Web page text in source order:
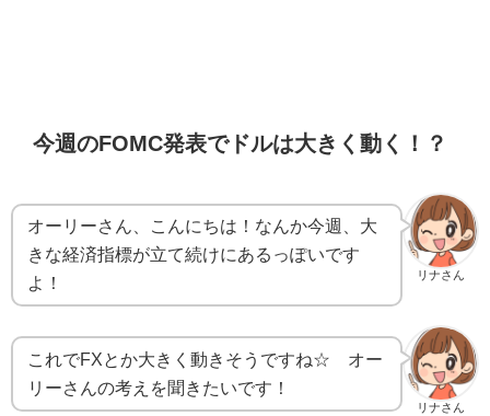
今週のFOMC発表でドルは大きく動く！？
リナさん
オーリーさん、こんにちは！なんか今週、大
きな経済指標が立て続けにあるっぽいです
よ！
リナさん
これでFXとか大きく動きそうですね☆ オー
リーさんの考えを聞きたいです！